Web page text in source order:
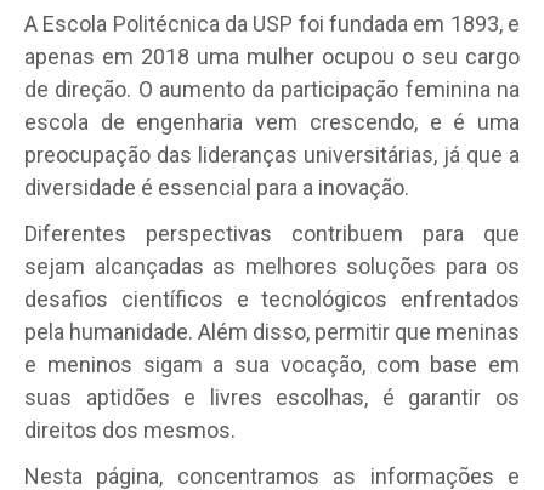
A Escola Politécnica da USP foi fundada em 1893, e
apenas em 2018 uma mulher ocupou o seu cargo
de direção. O aumento da participação feminina na
escola de engenharia vem crescendo, e é uma
preocupação das lideranças universitárias, já que a
diversidade é essencial para a inovação.
Diferentes perspectivas contribuem para que
sejam alcançadas as melhores soluções para os
desafios científicos e tecnológicos enfrentados
pela humanidade. Além disso, permitir que meninas
e meninos sigam a sua vocação, com base em
suas aptidões e livres escolhas, é garantir os
direitos dos mesmos.
Nesta página, concentramos as informações e